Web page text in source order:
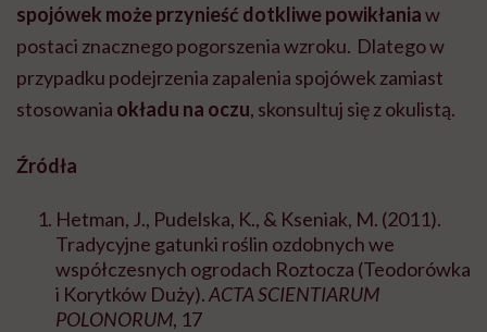
spojówek może przynieść dotkliwe powikłaniaw
postaci znacznego pogorszenia wzroku. Dlatego w
przypadku podejrzenia zapalenia spojówek zamiast
stosowania okładu na oczu, skonsultuj się z okulistą.
Źródła
Hetman, J., Pudelska, K., & Kseniak, M. (2011).
Tradycyjne gatunki roślin ozdobnych we
współczesnych ogrodach Roztocza (Teodorówka
i Korytków Duży).ACTA SCIENTIARUM
POLONORUM, 17